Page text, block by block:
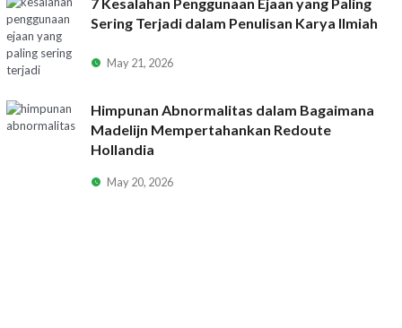
Sering Terjadi dalam Penulisan Karya Ilmiah
May 21, 2026
Himpunan Abnormalitas dalam Bagaimana
Madelijn Mempertahankan Redoute
Hollandia
May 20, 2026